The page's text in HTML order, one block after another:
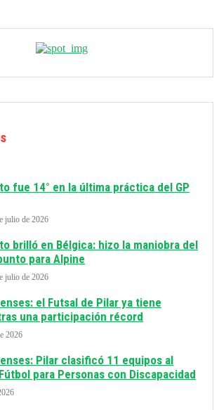
fue 14° en la última práctica del GP
julio de 2026
brilló en Bélgica: hizo la maniobra del
para Alpine
julio de 2026
el Futsal de Pilar ya tiene
una participación récord
2026
Pilar clasificó 11 equipos al
para Personas con Discapacidad